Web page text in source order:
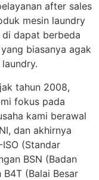
after sales
mesin laundry
dapat berbeda
biasanya agak
tahun 2008,
fokus pada
kami berawal
dan akhirnya
(Standar
BSN (Badan
(Balai Besar